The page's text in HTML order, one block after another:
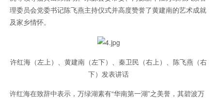
理委员会党委书记陈飞燕主持仪式并高度赞誉了黄建南的艺术成就
及家乡情怀。
许红海（左上）、黄建南（左下）、秦卫民（右上）、陈飞燕（右
下）发表讲话
许红海在致辞中表示，万绿湖素有“华南第一湖”之美誉，其碧波万